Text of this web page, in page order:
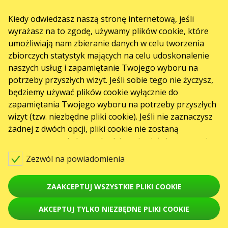
REGON: 522850125
ul. GĘSIA, 8/205, KRAKÓW, kod 31-535
USŁUGI
Dostawa i płatność
Mapa strony
O NAS
Organizatoram
Logo na plakaty i do mediów
O firmie
Oferta publiczna
Kiedy odwiedzasz naszą stronę internetową, jeśli
wyrażasz na to zgodę, używamy plików cookie, które
umożliwiają nam zbieranie danych w celu tworzenia
zbiorczych statystyk mających na celu udoskonalenie
naszych usług i zapamiętanie Twojego wyboru na
potrzeby przyszłych wizyt. Jeśli sobie tego nie życzysz,
będziemy używać plików cookie wyłącznie do
zapamiętania Twojego wyboru na potrzeby przyszłych
wizyt (tzw. niezbędne pliki cookie). Jeśli nie zaznaczysz
żadnej z dwóch opcji, pliki cookie nie zostaną
zastosowane, ale baner będzie pojawiał się ponownie
za każdym razem, gdy wejdziesz na naszą stronę
internetową.
Zezwól na powiadomienia
ZAAKCEPTUJ WSZYSTKIE PLIKI COOKIE
AKCEPTUJ TYLKO NIEZBĘDNE PLIKI COOKIE